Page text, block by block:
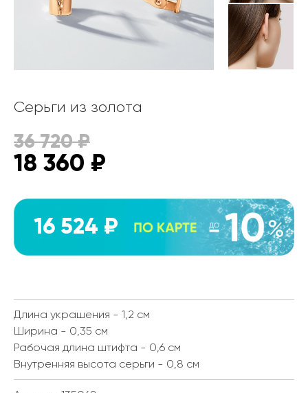
Серьги из золота
36 720₽
18 360 ₽
16 524 ₽
Длина украшения - 1,2 см
Ширина - 0,35 см
Рабочая длина штифта - 0,6 см
Внутренняя высота серьги - 0,8 см